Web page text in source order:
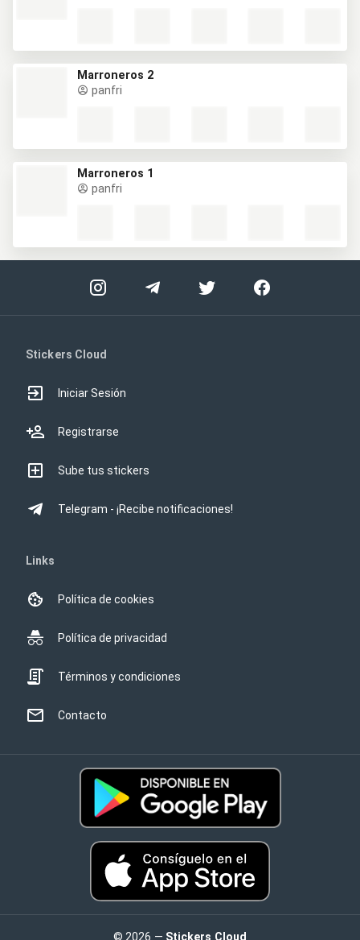
Marroneros 2
panfri
Marroneros 1
panfri
Stickers Cloud
Iniciar Sesión
Registrarse
Sube tus stickers
Telegram - ¡Recibe notificaciones!
Links
Política de cookies
Política de privacidad
Términos y condiciones
Contacto
© 2026 — Stickers Cloud